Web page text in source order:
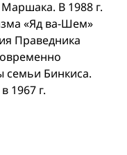
В 1988 г.
«Яд ва-Шем»
Праведника
семьи Бинкиса.
1967 г.